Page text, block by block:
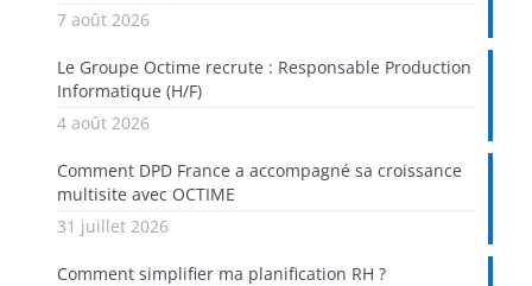
7 août 2026
Le Groupe Octime recrute : Responsable Production
Informatique (H/F)
4 août 2026
Comment DPD France a accompagné sa croissance
multisite avec OCTIME
31 juillet 2026
Comment simplifier ma planification RH ?